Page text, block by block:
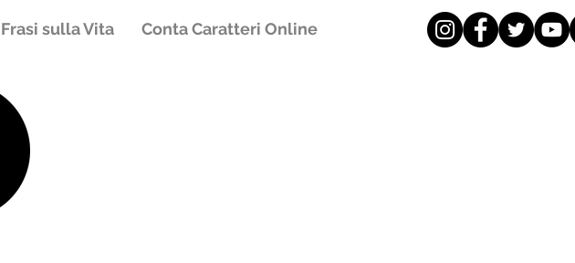
Frasi sulla Vita Conta Caratteri Online